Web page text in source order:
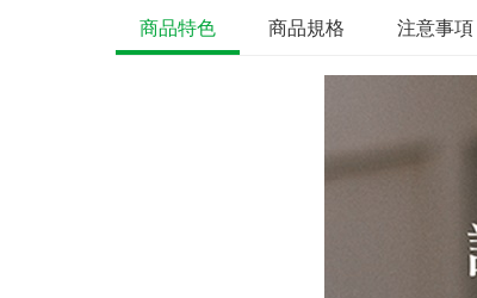
商品特色 商品規格 注意事項